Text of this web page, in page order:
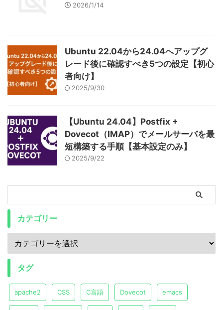
2026/1/14
Ubuntu 22.04から24.04へアップグ
レード後に確認すべき5つの設定【初心
者向け】
2025/9/30
【Ubuntu 24.04】Postfix +
Dovecot（IMAP）でメールサーバを最
短構築する手順【基本設定のみ】
2025/9/22
カテゴリー
タグ
apache2 CSS C言語 Dovecot emacs